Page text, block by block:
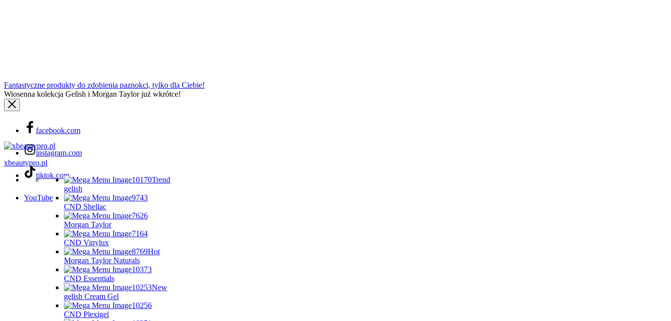
Fantastyczne produkty do zdobienia paznokci, tylko dla Ciebie!
Wiosenna kolekcja Gelish i Morgan Taylor już wkrótce!
facebook.com
instagram.com
tiktok.com
YouTube
xbeautypro.pl
Trend
gelish
CND Shellac
Morgan Taylor
CND Vinylux
Hot
Morgan Taylor Naturals
CND Essentials
New
gelish Cream Gel
CND Plexigel